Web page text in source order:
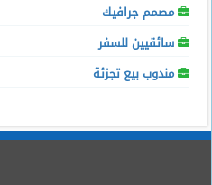
مصمم جرافيك
سائقيين للسفر
مندوب بيع تجزئة